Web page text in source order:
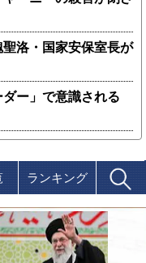
洛・国家安保室長が
ー」で意識される
ランキング